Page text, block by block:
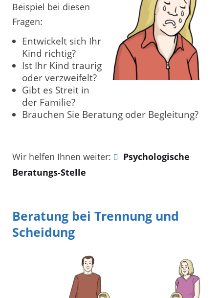
Beispiel bei diesen
Fragen:
Entwickelt sich Ihr
Kind richtig?
Ist Ihr Kind traurig
oder verzweifelt?
Gibt es Streit in
der Familie?
Brauchen Sie Beratung oder Begleitung?
Wir helfen Ihnen weiter:
Psychologische
Beratungs-Stelle
Beratung bei Trennung und
Scheidung